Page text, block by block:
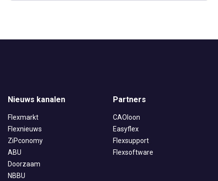
Nieuws kanalen
Flexmarkt
Flexnieuws
ZiPconomy
ABU
Doorzaam
NBBU
Partners
CAOloon
Easyflex
Flexsupport
Flexsoftware